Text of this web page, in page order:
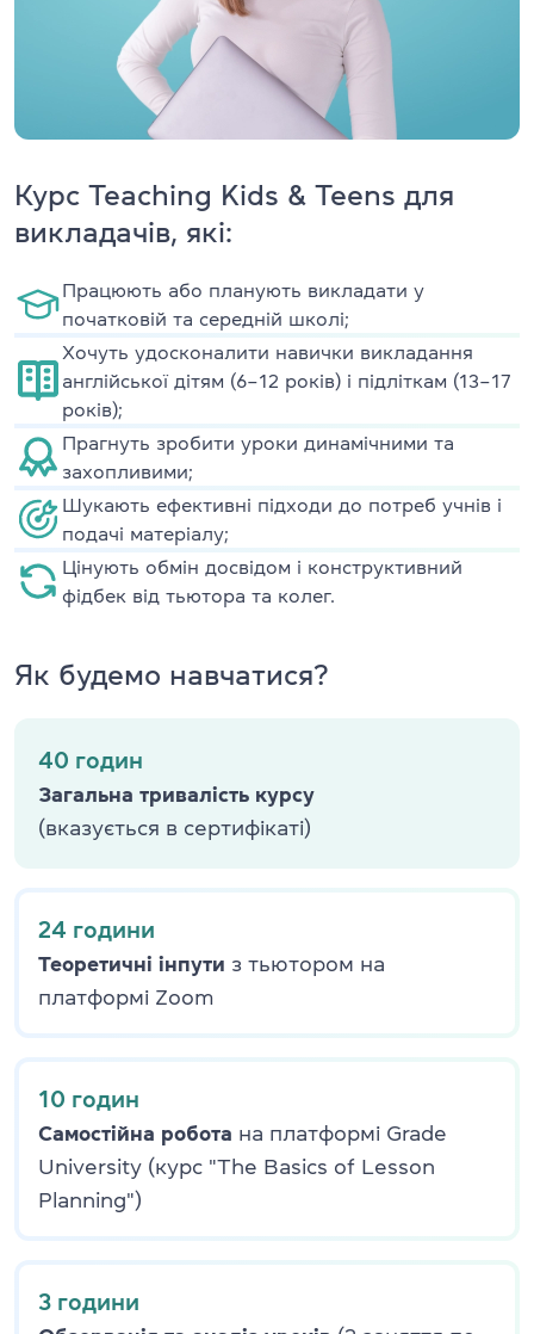
Курс Teaching Kids & Teens для
викладачів, які:
Працюють або планують викладати у
початковій та середній школі;
Хочуть удосконалити навички викладання
англійської дітям (6–12 років) і підліткам (13–17
років);
Прагнуть зробити уроки динамічними та
захопливими;
Шукають ефективні підходи до потреб учнів і
подачі матеріалу;
Цінують обмін досвідом і конструктивний
фідбек від тьютора та колег.
Як будемо навчатися?
40 годин
Загальна тривалість курсу
(вказується в сертифікаті)
24 години
Теоретичні інпути з тьютором на
платформі Zoom
10 годин
Самостійна робота на платформі Grade
University (курс "The Basics of Lesson
Planning")
3 години